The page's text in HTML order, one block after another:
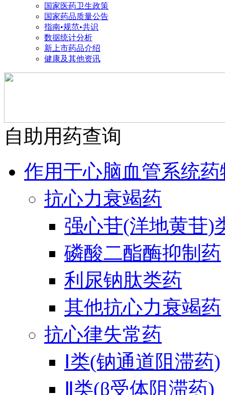
国家医药卫生政策
国家药品质量公告
指南•规范•共识
数据统计分析
新上市药品介绍
健康及其他资讯
自助用药查询
作用于心脑血管系统药
抗心力衰竭药
强心苷(洋地黄苷)
磷酸二酯酶抑制药
利尿钠肽类药
其他抗心力衰竭药
抗心律失常药
Ⅰ类(钠通道阻滞药)
Ⅱ类(β受体阻滞药)